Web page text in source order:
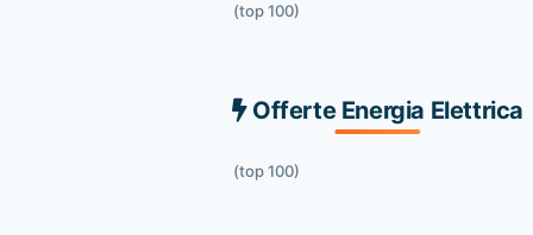
(top 100)
Offerte Energia Elettrica
(top 100)